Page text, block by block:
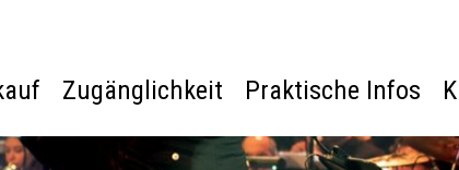
Zugänglichkeit Praktische Infos